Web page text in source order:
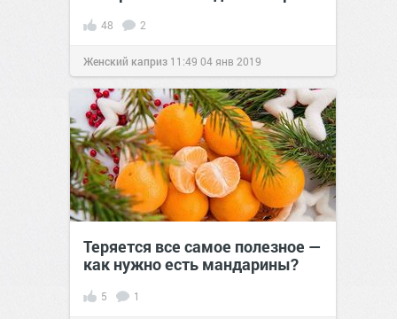
48 2
Женский каприз 11:49 04 янв 2019
Теряется все самое полезное —
как нужно есть мандарины?
5 1